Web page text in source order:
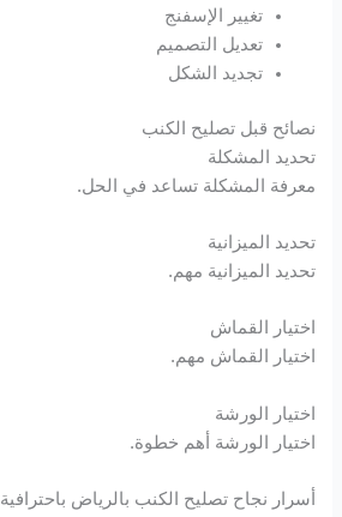
تغيير الإسفنج
تعديل التصميم
تجديد الشكل
نصائح قبل تصليح الكنب
تحديد المشكلة
معرفة المشكلة تساعد في الحل.
تحديد الميزانية
تحديد الميزانية مهم.
اختيار القماش
اختيار القماش مهم.
اختيار الورشة
اختيار الورشة أهم خطوة.
أسرار نجاح تصليح الكنب بالرياض باحترافية